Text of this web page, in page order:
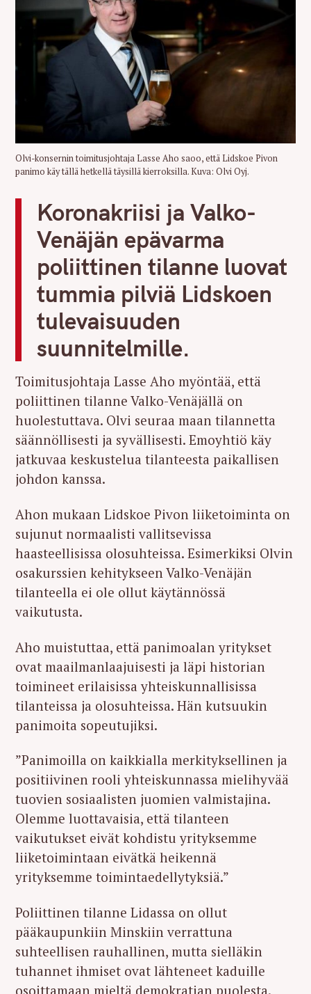
Olvi-konsernin toimitusjohtaja Lasse Aho saoo, että Lidskoe Pivon
panimo käy tällä hetkellä täysillä kierroksilla. Kuva: Olvi Oyj.
Koronakriisi ja Valko-
Venäjän epävarma
poliittinen tilanne luovat
tummia pilviä Lidskoen
tulevaisuuden
suunnitelmille.
Toimitusjohtaja Lasse Aho myöntää, että
poliittinen tilanne Valko-Venäjällä on
huolestuttava. Olvi seuraa maan tilannetta
säännöllisesti ja syvällisesti. Emoyhtiö käy
jatkuvaa keskustelua tilanteesta paikallisen
johdon kanssa.
Ahon mukaan Lidskoe Pivon liiketoiminta on
sujunut normaalisti vallitsevissa
haasteellisissa olosuhteissa. Esimerkiksi Olvin
osakurssien kehitykseen Valko-Venäjän
tilanteella ei ole ollut käytännössä
vaikutusta.
Aho muistuttaa, että panimoalan yritykset
ovat maailmanlaajuisesti ja läpi historian
toimineet erilaisissa yhteiskunnallisissa
tilanteissa ja olosuhteissa. Hän kutsuukin
panimoita sopeutujiksi.
”Panimoilla on kaikkialla merkityksellinen ja
positiivinen rooli yhteiskunnassa mielihyvää
tuovien sosiaalisten juomien valmistajina.
Olemme luottavaisia, että tilanteen
vaikutukset eivät kohdistu yrityksemme
liiketoimintaan eivätkä heikennä
yrityksemme toimintaedellytyksiä.”
Poliittinen tilanne Lidassa on ollut
pääkaupunkiin Minskiin verrattuna
suhteellisen rauhallinen, mutta sielläkin
tuhannet ihmiset ovat lähteneet kaduille
osoittamaan mieltä demokratian puolesta.
S
e
a